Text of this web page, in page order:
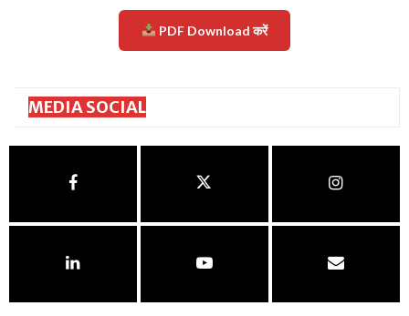
PDF Download करें
MEDIA SOCIAL